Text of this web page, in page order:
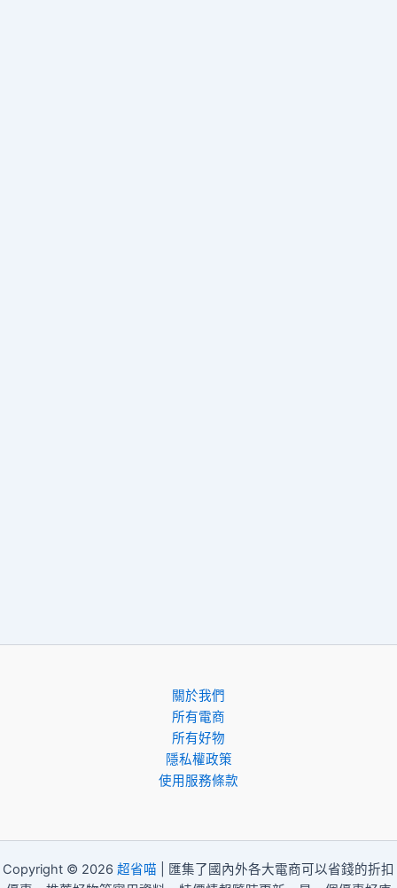
關於我們
所有電商
所有好物
隱私權政策
使用服務條款
Copyright © 2026 超省喵 | 匯集了國內外各大電商可以省錢的折扣